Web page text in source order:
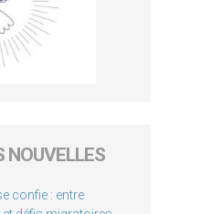
NOUVELLES
confie : entre